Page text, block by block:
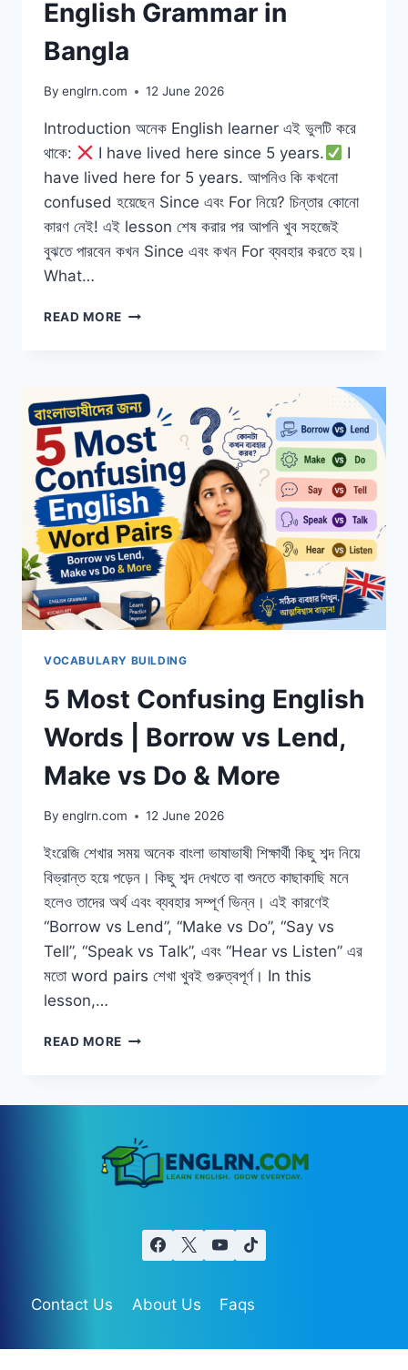
English Grammar in
Bangla
By englrn.com 12 June 2026
Introduction অনেক English learner এই ভুলটি করে
থাকে:
I have lived here since 5 years.
I
have lived here for 5 years. আপনিও কি কখনো
confused হয়েছেন Since এবং For নিয়ে? চিন্তার কোনো
কারণ নেই! এই lesson শেষ করার পর আপনি খুব সহজেই
বুঝতে পারবেন কখন Since এবং কখন For ব্যবহার করতে হয়।
What…
READ MORE SINCE
আর
FOR
ব্যবহার
করবেন
|
EASY
ENGLISH
GRAMMAR
IN
BANGLA
VOCABULARY BUILDING
5 Most Confusing English
Words | Borrow vs Lend,
Make vs Do & More
By englrn.com 12 June 2026
ইংরেজি শেখার সময় অনেক বাংলা ভাষাভাষী শিক্ষার্থী কিছু শব্দ নিয়ে
বিভ্রান্ত হয়ে পড়েন। কিছু শব্দ দেখতে বা শুনতে কাছাকাছি মনে
হলেও তাদের অর্থ এবং ব্যবহার সম্পূর্ণ ভিন্ন। এই কারণেই
“Borrow vs Lend”, “Make vs Do”, “Say vs
Tell”, “Speak vs Talk”, এবং “Hear vs Listen” এর
মতো word pairs শেখা খুবই গুরুত্বপূর্ণ। In this
lesson,…
READ MORE 5
BORROW
VS
LEND,
Contact Us About Us Faqs